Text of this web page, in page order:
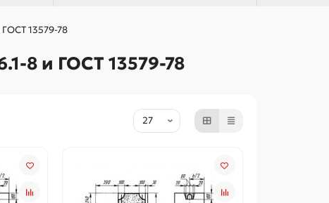
13579-78
8 и ГОСТ 13579-78